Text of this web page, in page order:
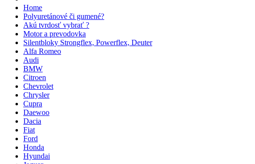
Home
Polyuretánové či gumené?
Akú tvrdosť vybrať ?
Motor a prevodovka
Silentbloky Strongflex, Powerflex, Deuter
Alfa Romeo
Audi
BMW
Citroen
Chevrolet
Chrysler
Cupra
Daewoo
Dacia
Fiat
Ford
Honda
Hyundai